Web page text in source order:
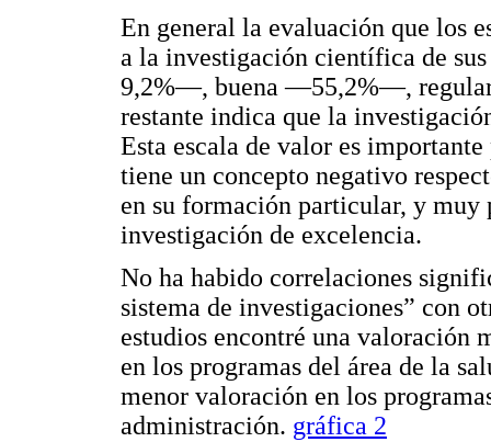
En general la evaluación que los
a la investigación científica de
9,2%—, buena —55,2%—,
restante indica que la
Esta escala de valor es
tiene un concepto negativo
en su formación particular, y muy
investigación de excelencia.
No ha habido correlaciones
sistema de investigaciones” con
estudios encontré una valoración
en los programas del área de la
menor valoración en los
administración. gráfica 2